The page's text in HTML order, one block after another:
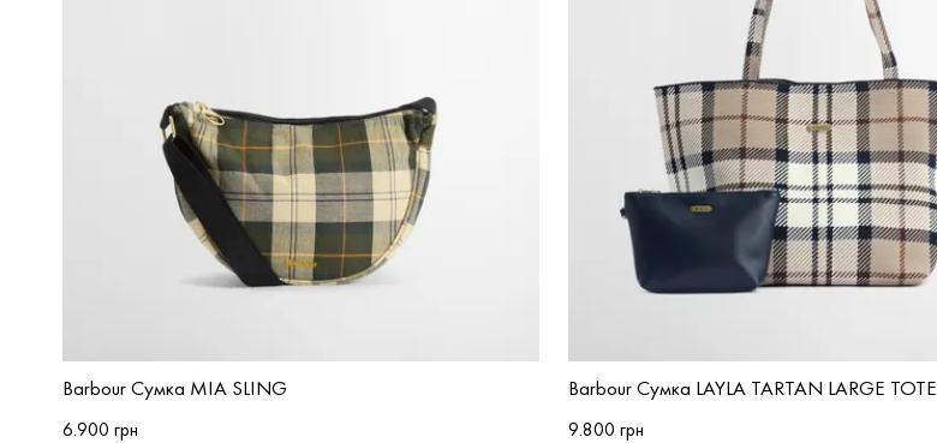
Barbour Сумка MIA SLING
6.900 грн
Barbour Сумка LAYLA TARTAN LARGE TOTE
9.800 грн